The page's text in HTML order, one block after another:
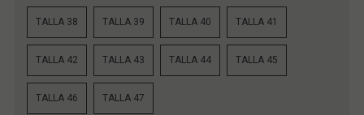
TALLA 38 TALLA 39 TALLA 40 TALLA 41
TALLA 42 TALLA 43 TALLA 44 TALLA 45
TALLA 46 TALLA 47